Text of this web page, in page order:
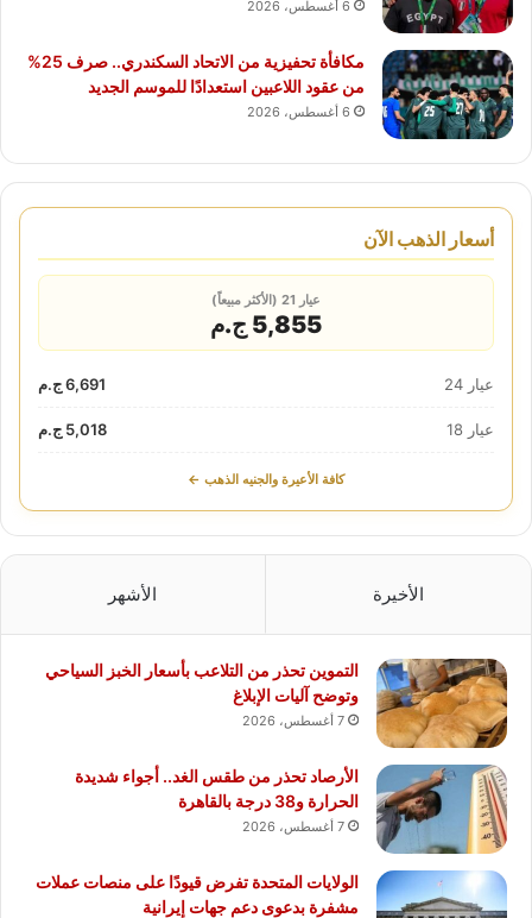
6 أغسطس، 2026
مكافأة تحفيزية من الاتحاد السكندري.. صرف 25%
من عقود اللاعبين استعدادًا للموسم الجديد
6 أغسطس، 2026
أسعار الذهب الآن
عيار 21 (الأكثر مبيعاً)
5,855 ج.م
عيار 24 6,691 ج.م
عيار 18 5,018 ج.م
كافة الأعيرة والجنيه الذهب ←
الأخيرة الأشهر
التموين تحذر من التلاعب بأسعار الخبز السياحي
وتوضح آليات الإبلاغ
7 أغسطس، 2026
الأرصاد تحذر من طقس الغد.. أجواء شديدة
الحرارة و38 درجة بالقاهرة
7 أغسطس، 2026
الولايات المتحدة تفرض قيودًا على منصات عملات
مشفرة بدعوى دعم جهات إيرانية